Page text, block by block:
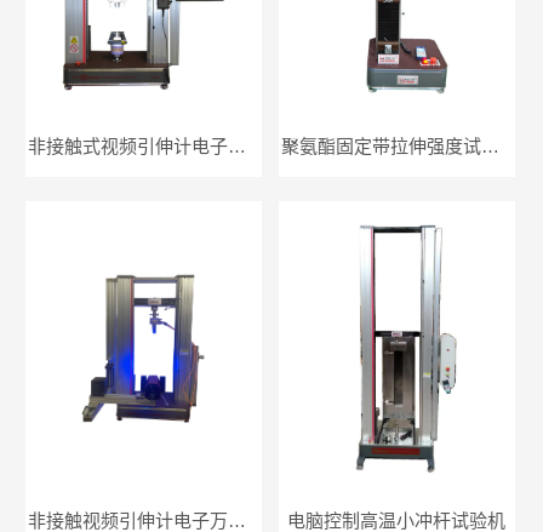
非接触式视频引伸计电子万能试验机 聚氨酯固定带拉伸强度试验机
非接触视频引伸计电子万能试验机 电脑控制高温小冲杆试验机